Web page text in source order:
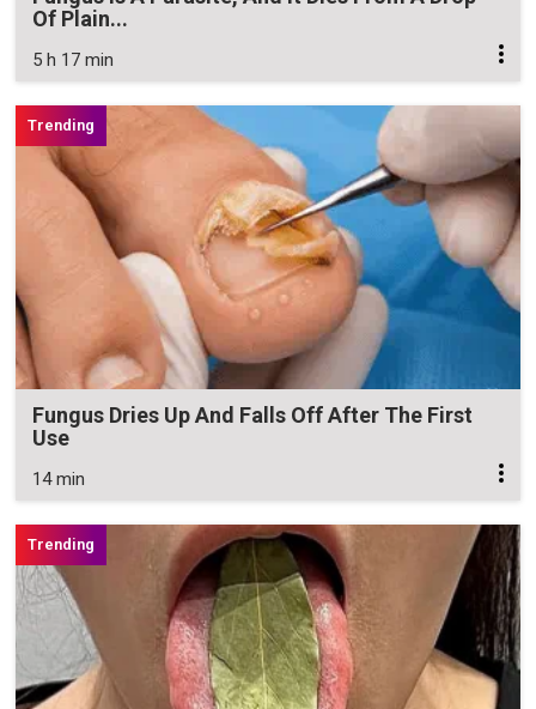
Of Plain...
5 h 17 min
Fungus Dries Up And Falls Off After The First
Use
14 min